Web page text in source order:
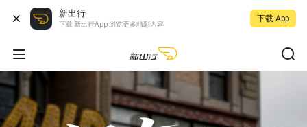
新出行
下载 新出行App 浏览更多精彩内容
下载 App